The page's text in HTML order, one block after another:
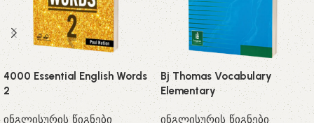
4000 Essential English Words
2
ინგლისურის წიგნები
Bj Thomas Vocabulary
Elementary
ინგლისურის წიგნები